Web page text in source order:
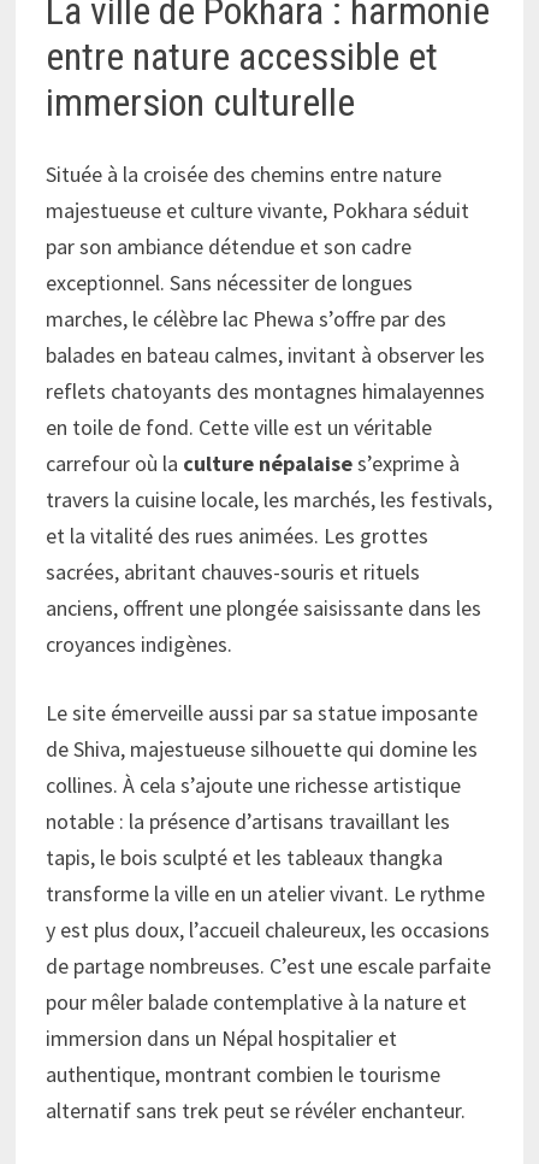
La ville de Pokhara : harmonie
entre nature accessible et
immersion culturelle
Située à la croisée des chemins entre nature
majestueuse et culture vivante, Pokhara séduit
par son ambiance détendue et son cadre
exceptionnel. Sans nécessiter de longues
marches, le célèbre lac Phewa s’offre par des
balades en bateau calmes, invitant à observer les
reflets chatoyants des montagnes himalayennes
en toile de fond. Cette ville est un véritable
carrefour où la culture népalaises’exprime à
travers la cuisine locale, les marchés, les festivals,
et la vitalité des rues animées. Les grottes
sacrées, abritant chauves-souris et rituels
anciens, offrent une plongée saisissante dans les
croyances indigènes.
Le site émerveille aussi par sa statue imposante
de Shiva, majestueuse silhouette qui domine les
collines. À cela s’ajoute une richesse artistique
notable : la présence d’artisans travaillant les
tapis, le bois sculpté et les tableaux thangka
transforme la ville en un atelier vivant. Le rythme
y est plus doux, l’accueil chaleureux, les occasions
de partage nombreuses. C’est une escale parfaite
pour mêler balade contemplative à la nature et
immersion dans un Népal hospitalier et
authentique, montrant combien le tourisme
alternatif sans trek peut se révéler enchanteur.